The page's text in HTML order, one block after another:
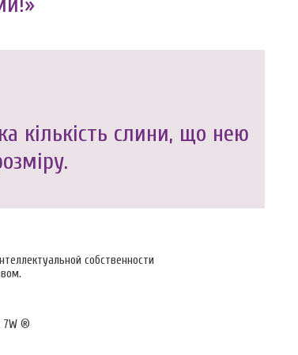
кількість слини, що нею
собственности
7W ®